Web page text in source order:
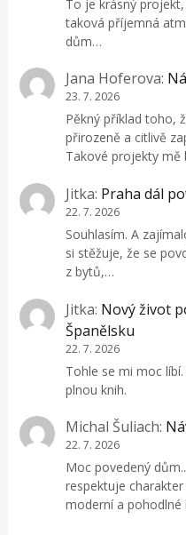
To je krásný
taková příjemná
dům…
Jana Hoferova:
23. 7. 2026
Pěkný příklad toho,
přirozeně a citlivě
Takové projekty mě
Jitka: Praha dál
22. 7. 2026
Souhlasím. A
si stěžuje, že se
z bytů,…
Jitka: Nový život
Španělsku
22. 7. 2026
Tohle se mi moc
plnou knih.
Michal Šuliach:
22. 7. 2026
Moc povedený
respektuje
moderní a pohodlné